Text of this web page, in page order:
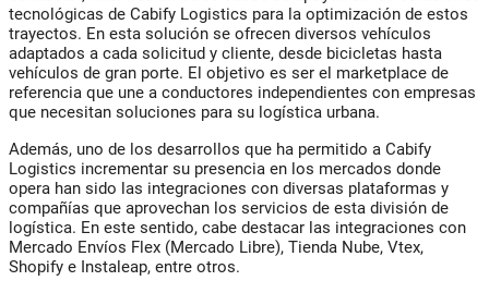
tecnológicas de Cabify Logistics para la optimización de estos
trayectos. En esta solución se ofrecen diversos vehículos
adaptados a cada solicitud y cliente, desde bicicletas hasta
vehículos de gran porte. El objetivo es ser el marketplace de
referencia que une a conductores independientes con empresas
que necesitan soluciones para su logística urbana.
Además, uno de los desarrollos que ha permitido a Cabify
Logistics incrementar su presencia en los mercados donde
opera han sido las integraciones con diversas plataformas y
compañías que aprovechan los servicios de esta división de
logística. En este sentido, cabe destacar las integraciones con
Mercado Envíos Flex (Mercado Libre), Tienda Nube, Vtex,
Shopify e Instaleap, entre otros.